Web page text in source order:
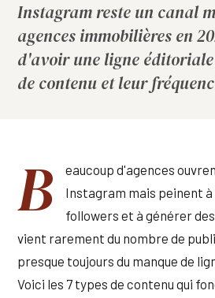
Instagram reste un canal
agences immobilières en
d'avoir une ligne
de contenu et leur
B
eaucoup d'agences
Instagram mais peinent à
followers et à générer
vient rarement du nombre de
presque toujours du manque de
Voici les 7 types de contenu qui